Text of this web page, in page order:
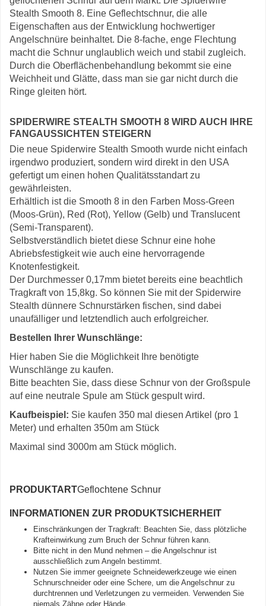
Stealth Smooth 8. Eine Geflechtschnur, die alle
Eigenschaften aus der Entwicklung hochwertiger
Angelschnüre beinhaltet. Die 8-fache, enge Flechtung
macht die Schnur unglaublich weich und stabil zugleich.
Durch die Oberflächenbehandlung bekommt sie eine
Weichheit und Glätte, dass man sie gar nicht durch die
Ringe gleiten hört.
SPIDERWIRE STEALTH SMOOTH 8 WIRD AUCH IHRE
FANGAUSSICHTEN STEIGERN
Die neue Spiderwire Stealth Smooth wurde nicht einfach
irgendwo produziert, sondern wird direkt in den USA
gefertigt um einen hohen Qualitätsstandart zu
gewährleisten.
Erhältlich ist die Smooth 8 in den Farben Moss-Green
(Moos-Grün), Red (Rot), Yellow (Gelb) und Translucent
(Semi-Transparent).
Selbstverständlich bietet diese Schnur eine hohe
Abriebsfestigkeit wie auch eine hervorragende
Knotenfestigkeit.
Der Durchmesser 0,17mm bietet bereits eine beachtlich
Tragkraft von 15,8kg. So können Sie mit der Spiderwire
Stealth dünnere Schnurstärken fischen, sind dabei
unaufälliger und letztendlich auch erfolgreicher.
Bestellen Ihrer Wunschlänge:
Hier haben Sie die Möglichkeit Ihre benötigte
Wunschlänge zu kaufen.
Bitte beachten Sie, dass diese Schnur von der Großspule
auf eine neutrale Spule am Stück gespult wird.
Kaufbeispiel: Sie kaufen 350 mal diesen Artikel (pro 1
Meter) und erhalten 350m am Stück
Maximal sind 3000m am Stück möglich.
PRODUKTARTGeflochtene Schnur
INFORMATIONEN ZUR PRODUKTSICHERHEIT
Einschränkungen der Tragkraft: Beachten Sie, dass plötzliche
Krafteinwirkung zum Bruch der Schnur führen kann.
Bitte nicht in den Mund nehmen – die Angelschnur ist
ausschließlich zum Angeln bestimmt.
Nutzen Sie immer geeignete Schneidewerkzeuge wie einen
Schnurschneider oder eine Schere, um die Angelschnur zu
durchtrennen und Verletzungen zu vermeiden. Verwenden Sie
niemals Zähne oder Hände.